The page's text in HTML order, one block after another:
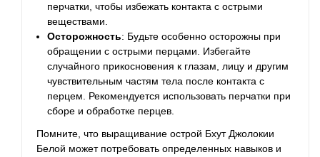
перчатки, чтобы избежать контакта с острыми
веществами.
Осторожность: Будьте особенно осторожны при
обращении с острыми перцами. Избегайте
случайного прикосновения к глазам, лицу и другим
чувствительным частям тела после контакта с
перцем. Рекомендуется использовать перчатки при
сборе и обработке перцев.
Помните, что выращивание острой Бхут Джолокии
Белой может потребовать определенных навыков и